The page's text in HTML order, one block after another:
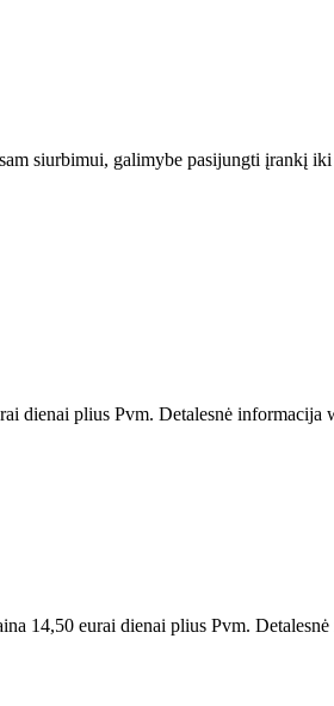
siurbimui, galimybe pasijungti įrankį
dienai plius Pvm. Detalesnė informacija
14,50 eurai dienai plius Pvm.